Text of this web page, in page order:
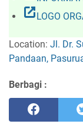
open_in_new LOGO
Location: Jl. Dr.
Pandaan,
Berbagi :